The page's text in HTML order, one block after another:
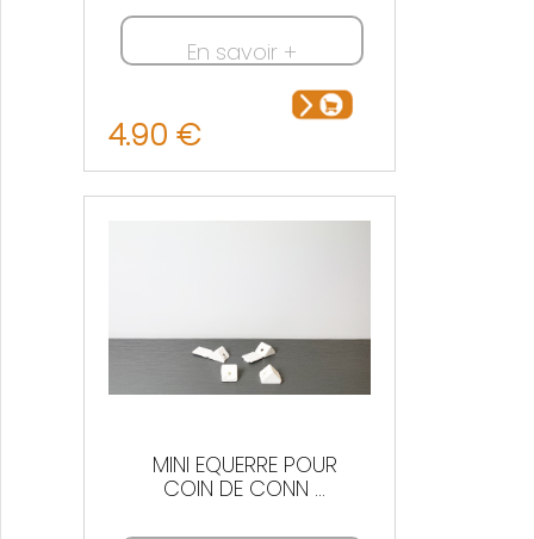
En savoir +
4.90 €
MINI EQUERRE POUR
COIN DE CONN ...